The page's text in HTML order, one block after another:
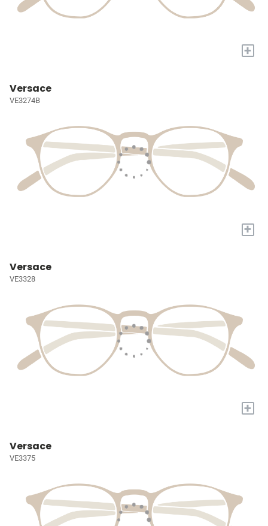
+
Versace
VE3274B
+
Versace
VE3328
+
Versace
VE3375